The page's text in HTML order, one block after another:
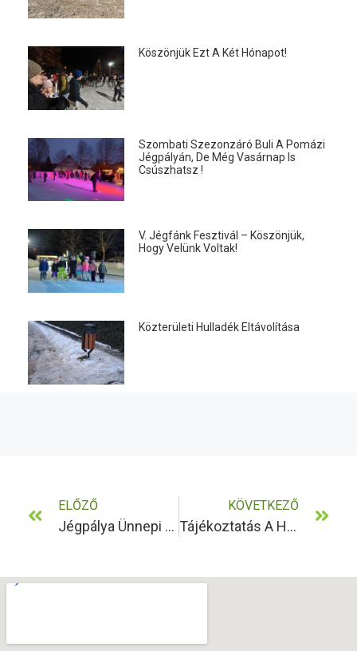
Köszönjük Ezt A Két Hónapot!
Szombati Szezonzáró Buli A Pomázi
Jégpályán, De Még Vasárnap Is
Csúszhatsz !
V. Jégfánk Fesztivál – Köszönjük,
Hogy Velünk Voltak!
Közterületi Hulladék Eltávolítása
ELŐZŐ
Jégpálya Ünnepi Nyitvatartás
KÖVETKEZŐ
Tájékoztatás A Hóeltakarítás És Síkosságmentesítés Rendjéről